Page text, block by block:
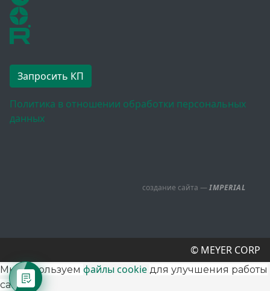
Запросить КП
Политика в отношении обработки персональных
данных
создание сайта —IMPERIAL
© MEYER CORP
Мы используем файлы cookie для улучшения работы
сайта